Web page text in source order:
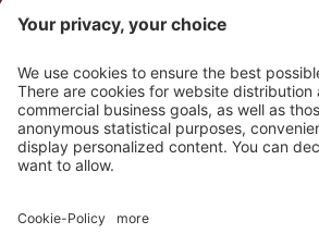
Triester Straße 19